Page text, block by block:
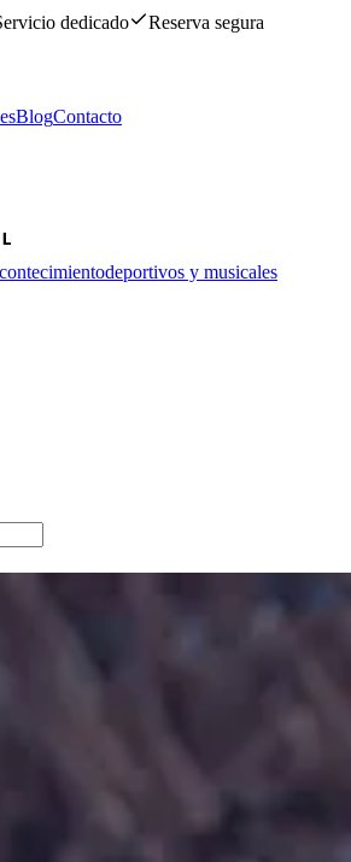
dedicado
Reserva segura
BlogContacto
deportivos y musicales